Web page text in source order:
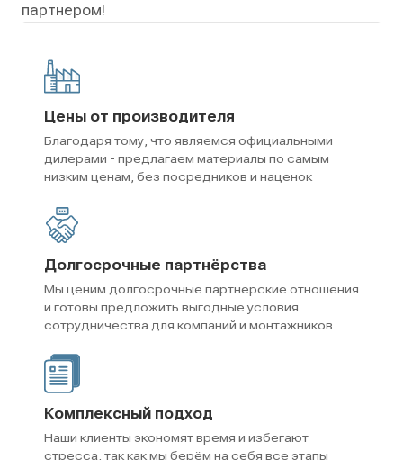
партнером!
Цены от производителя
Благодаря тому, что являемся официальными
дилерами - предлагаем материалы по самым
низким ценам, без посредников и наценок
Долгосрочные партнёрства
Мы ценим долгосрочные партнерские отношения
и готовы предложить выгодные условия
сотрудничества для компаний и монтажников
Комплексный подход
Наши клиенты экономят время и избегают
стресса, так как мы берём на себя все этапы